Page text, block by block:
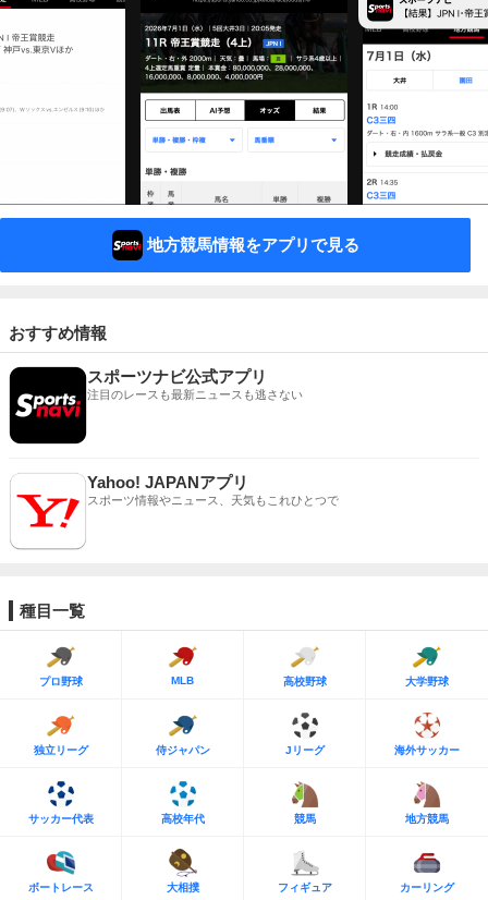
地方競馬情報をアプリで見る
おすすめ情報
スポーツナビ公式アプリ
注目のレースも最新ニュースも逃さない
Yahoo! JAPANアプリ
スポーツ情報やニュース、天気もこれひとつで
種目一覧
プロ野球 MLB 高校野球 大学野球
独立リーグ 侍ジャパン Jリーグ 海外サッカー
サッカー代表 高校年代 競馬 地方競馬
ボートレース 大相撲 フィギュア カーリング